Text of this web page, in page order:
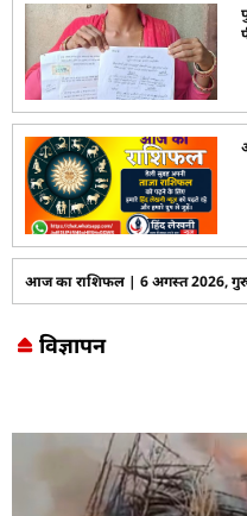
आज का राशिफल | 6 अगस्त 2026,
विज्ञापन